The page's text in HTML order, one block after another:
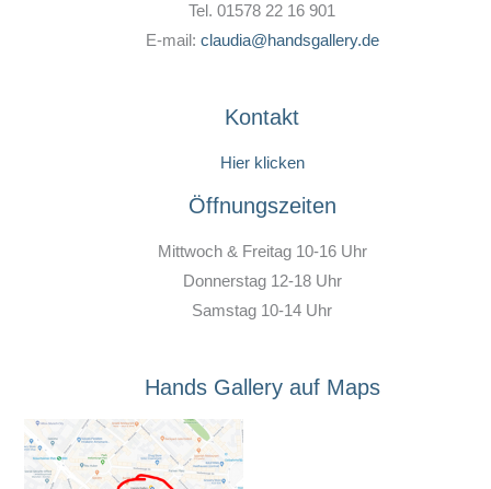
Tel. 01578 22 16 901
E-mail: claudia@handsgallery.de
Kontakt
Hier klicken
Öffnungszeiten
Mittwoch & Freitag 10-16 Uhr
Donnerstag 12-18 Uhr
Samstag 10-14 Uhr
Hands Gallery auf Maps